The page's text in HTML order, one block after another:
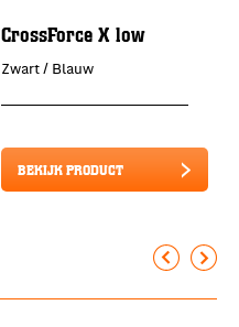
CrossForce X low
Zwart / Blauw
BEKIJK PRODUCT